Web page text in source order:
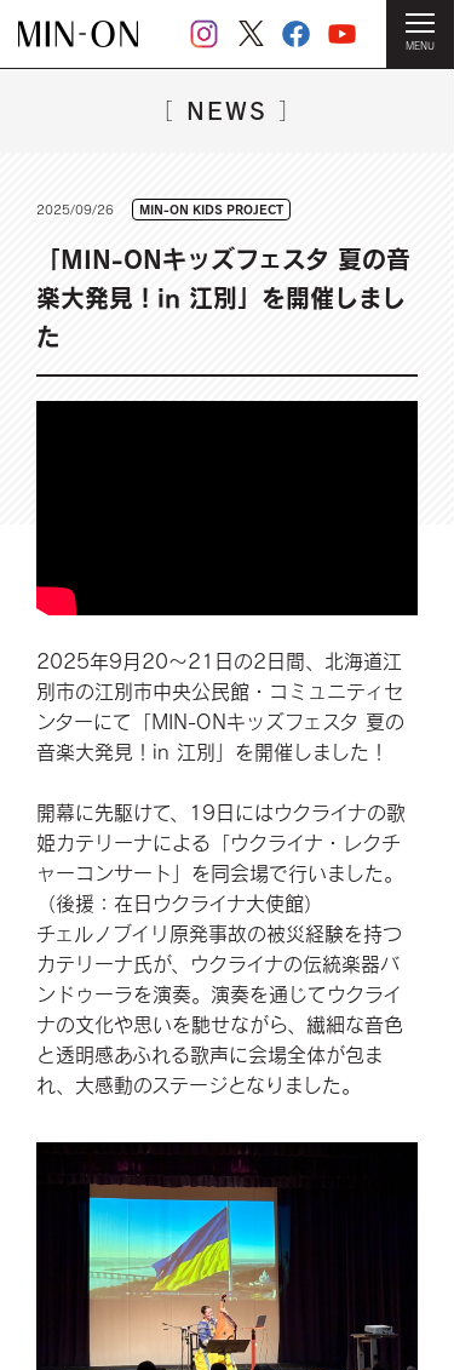
MENU
発見！in 江別」を開催しました
［ NEWS ］
2025/09/26 MIN-ON KIDS PROJECT
「MIN-ONキッズフェスタ 夏の音
楽大発見！in 江別」を開催しまし
た
2025年9月20～21日の2日間、北海道江
別市の江別市中央公民館・コミュニティセ
ンターにて「MIN-ONキッズフェスタ 夏の
音楽大発見！in 江別」を開催しました！
開幕に先駆けて、19日にはウクライナの歌
姫カテリーナによる「ウクライナ・レクチ
ャーコンサート」を同会場で行いました。
（後援：在日ウクライナ大使館）
チェルノブイリ原発事故の被災経験を持つ
カテリーナ氏が、ウクライナの伝統楽器バ
ンドゥーラを演奏。演奏を通じてウクライ
ナの文化や思いを馳せながら、繊細な音色
と透明感あふれる歌声に会場全体が包ま
れ、大感動のステージとなりました。